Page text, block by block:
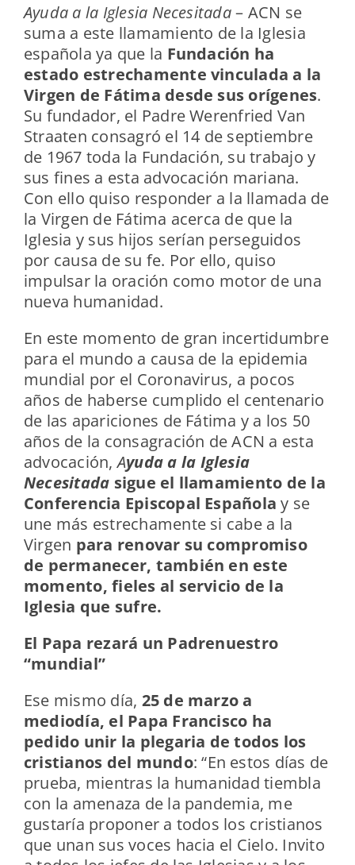
Ayuda a la Iglesia Necesitada– ACN se
suma a este llamamiento de la Iglesia
española ya que la Fundación ha
estado estrechamente vinculada a la
Virgen de Fátima desde sus orígenes.
Su fundador, el Padre Werenfried Van
Straaten consagró el 14 de septiembre
de 1967 toda la Fundación, su trabajo y
sus fines a esta advocación mariana.
Con ello quiso responder a la llamada de
la Virgen de Fátima acerca de que la
Iglesia y sus hijos serían perseguidos
por causa de su fe. Por ello, quiso
impulsar la oración como motor de una
nueva humanidad.
En este momento de gran incertidumbre
para el mundo a causa de la epidemia
mundial por el Coronavirus, a pocos
años de haberse cumplido el centenario
de las apariciones de Fátima y a los 50
años de la consagración de ACN a esta
advocación,Ayuda a la Iglesia
Necesitada sigue el llamamiento de la
Conferencia Episcopal Española y se
une más estrechamente si cabe a la
Virgen para renovar su compromiso
de permanecer, también en este
momento, fieles al servicio de la
Iglesia que sufre.
El Papa rezará un Padrenuestro
“mundial”
Ese mismo día, 25 de marzo a
mediodía, el Papa Francisco ha
pedido unir la plegaria de todos los
cristianos del mundo: “En estos días de
prueba, mientras la humanidad tiembla
con la amenaza de la pandemia, me
gustaría proponer a todos los cristianos
que unan sus voces hacia el Cielo. Invito